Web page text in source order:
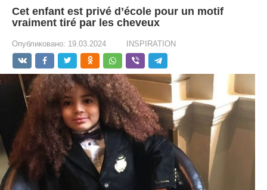
Cet enfant est privé d’école pour un motif
vraiment tiré par les cheveux
Опубликовано: 19.03.2024 INSPIRATION